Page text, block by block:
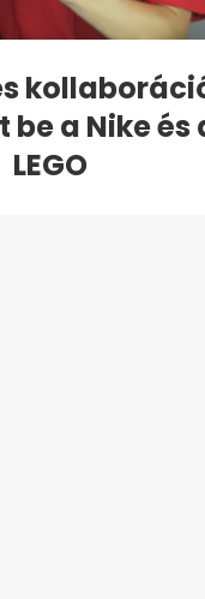
a Nike és
LEGO